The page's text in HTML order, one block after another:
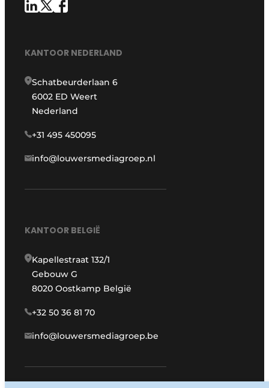
KANTOOR NEDERLAND
Schatbeurderlaan 6
6002 ED Weert
Nederland
+31 495 450095
info@louwersmediagroep.nl
KANTOOR BELGIË
Kapellestraat 132/1
Gebouw G
8020 Oostkamp België
+32 50 36 81 70
info@louwersmediagroep.be